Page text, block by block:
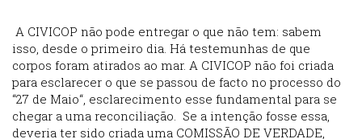
A CIVICOP não pode entregar o que não tem: sabem
isso, desde o primeiro dia. Há testemunhas de que
corpos foram atirados ao mar. A CIVICOP não foi criada
para esclarecer o que se passou de facto no processo do
“27 de Maio“, esclarecimento esse fundamental para se
chegar a uma reconciliação. Se a intenção fosse essa,
deveria ter sido criada uma COMISSÃO DE VERDADE,